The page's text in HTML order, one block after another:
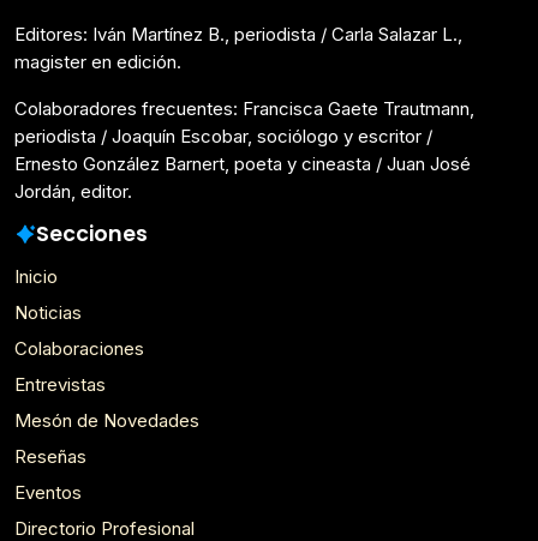
Editores: Iván Martínez B., periodista / Carla Salazar L.,
magister en edición.
Colaboradores frecuentes: Francisca Gaete Trautmann,
periodista / Joaquín Escobar, sociólogo y escritor /
Ernesto González Barnert, poeta y cineasta / Juan José
Jordán, editor.
Secciones
Inicio
Noticias
Colaboraciones
Entrevistas
Mesón de Novedades
Reseñas
Eventos
Directorio Profesional